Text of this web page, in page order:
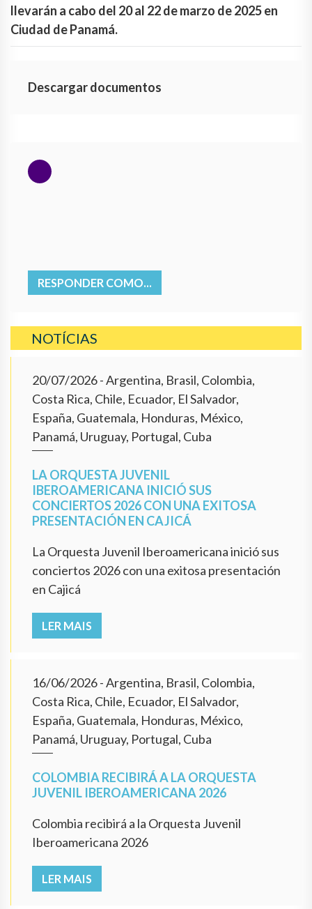
llevarán a cabo del 20 al 22 de marzo de 2025 en
Ciudad de Panamá.
Descargar documentos
RESPONDER COMO...
NOTÍCIAS
20/07/2026- Argentina, Brasil, Colombia,
Costa Rica, Chile, Ecuador, El Salvador,
España, Guatemala, Honduras, México,
Panamá, Uruguay, Portugal, Cuba
LA ORQUESTA JUVENIL
IBEROAMERICANA INICIÓ SUS
CONCIERTOS 2026 CON UNA EXITOSA
PRESENTACIÓN EN CAJICÁ
La Orquesta Juvenil Iberoamericana inició sus
conciertos 2026 con una exitosa presentación
en Cajicá
LER MAIS
16/06/2026- Argentina, Brasil, Colombia,
Costa Rica, Chile, Ecuador, El Salvador,
España, Guatemala, Honduras, México,
Panamá, Uruguay, Portugal, Cuba
COLOMBIA RECIBIRÁ A LA ORQUESTA
JUVENIL IBEROAMERICANA 2026
Colombia recibirá a la Orquesta Juvenil
Iberoamericana 2026
LER MAIS